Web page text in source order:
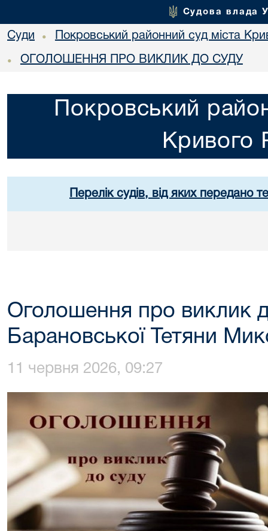
Судова влада
Суди • Покровський районний суд міста
• ОГОЛОШЕННЯ ПРО ВИКЛИК ДО СУДУ
Покровський
Кривого
Перелік судів, від яких передано
Оголошення про виклик
Барановської Тетяни
11 червня 2026, 09:27